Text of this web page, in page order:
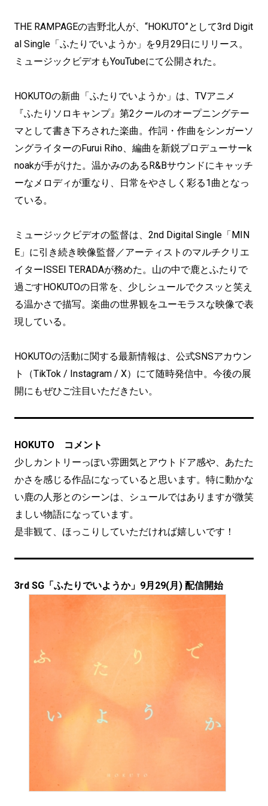
THE RAMPAGEの吉野北人が、“HOKUTO”として3rd Digit
al Single「ふたりでいようか」を9月29日にリリース。
ミュージックビデオもYouTubeにて公開された。
HOKUTOの新曲「ふたりでいようか」は、TVアニメ
『ふたりソロキャンプ』第2クールのオープニングテー
マとして書き下ろされた楽曲。作詞・作曲をシンガーソ
ングライターのFurui Riho、編曲を新鋭プロデューサーk
noakが手がけた。温かみのあるR&Bサウンドにキャッチ
ーなメロディが重なり、日常をやさしく彩る1曲となっ
ている。
ミュージックビデオの監督は、2nd Digital Single「MIN
E」に引き続き映像監督／アーティストのマルチクリエ
イターISSEI TERADAが務めた。山の中で鹿とふたりで
過ごすHOKUTOの日常を、少しシュールでクスッと笑え
る温かさで描写。楽曲の世界観をユーモラスな映像で表
現している。
HOKUTOの活動に関する最新情報は、公式SNSアカウン
ト（TikTok / Instagram / X）にて随時発信中。今後の展
開にもぜひご注目いただきたい。
HOKUTO コメント
少しカントリーっぽい雰囲気とアウトドア感や、あたた
かさを感じる作品になっていると思います。特に動かな
い鹿の人形とのシーンは、シュールではありますが微笑
ましい物語になっています。
是非観て、ほっこりしていただければ嬉しいです！
3rd SG「ふたりでいようか」9月29(月) 配信開始